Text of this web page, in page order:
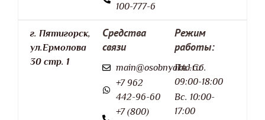
100-777-6
г. Пятигорск,
ул.Ермолова
30 стр. 1
Средства
связи
main@osobnyaktd.ru
+7 962
442-96-60
+7 (800)
Режим
работы:
Пн.-Сб.
09:00-18:00
Вс. 10:00-
17:00